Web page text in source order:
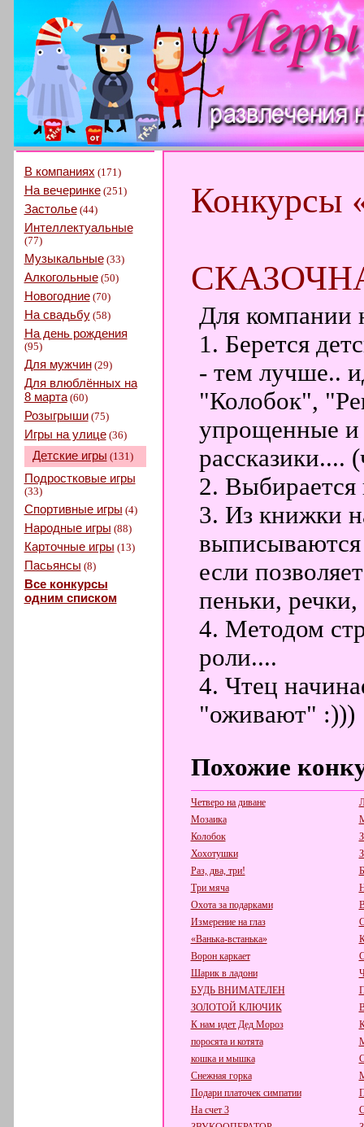
В компаниях (171)
На вечеринке(251)
Застолье(44)
Интеллектуальные
(77)
Музыкальные(33)
Алкогольные(50)
Новогодние(70)
На свадьбу(58)
На день рождения
(95)
Для мужчин(29)
Для влюблённых на
8 марта(60)
Розыгрыши(75)
Игры на улице(36)
Детские игры (131)
Подростковые игры
(33)
Спортивные игры (4)
Народные игры (88)
Карточные игры (13)
Пасьянсы (8)
Все конкурсы
одним списком
Конкурсы
Для компании
1. Берется
- тем лучше..
"Колобок",
упрощенные и
рассказики....
2.
3. Из книжки
если
пеньки,
4. Методом
роли....
4. Чтец
"оживают" :)))
Похожие
Четверо на диване
Мозаика
Колобок
Хохотушки
Раз, два, три!
Три мяча
Охота за подарками
Измерение на глаз
«Ванька-встанька»
Ворон каркает
Шарик в ладони
БУДЬ ВНИМАТЕЛЕН
ЗОЛОТОЙ КЛЮЧИК
К нам идет Дед Мороз
поросята и котята
кошка и мышка
Снежная горка
Подари платочек симпатии
На счет 3